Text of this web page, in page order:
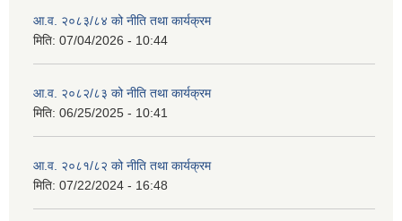
आ.व. २०८३/८४ को नीति तथा कार्यक्रम
मिति: 07/04/2026 - 10:44
आ.व. २०८२/८३ को नीति तथा कार्यक्रम
मिति: 06/25/2025 - 10:41
आ.व. २०८१/८२ को नीति तथा कार्यक्रम
मिति: 07/22/2024 - 16:48